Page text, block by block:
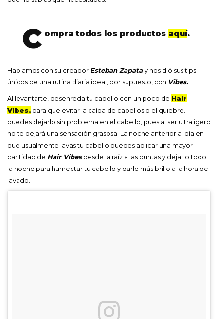
C ompra todos los productos aquí.
Hablamos con su creador Esteban Zapatay nos dió sus tips
únicos de una rutina diaria ideal, por supuesto, con Vibes.
Al levantarte, desenreda tu cabello con un poco de Hair
Vibes, para que evitar la caída de cabellos o el quiebre,
puedes dejarlo sin problema en el cabello, pues al ser ultraligero
no te dejará una sensación grasosa. La noche anterior al día en
que usualmente lavas tu cabello puedes aplicar una mayor
cantidad de Hair Vibesdesde la raíz a las puntas y dejarlo todo
la noche para humectar tu cabello y darle más brillo a la hora del
lavado.